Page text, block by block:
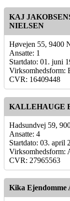
KAJ
NIELSEN
Høvejen 55, 9400
Ansatte: 1
Startdato: 01. juni
Virksomhedsform:
CVR: 16409448
KALLEHAUGE
Hadsundvej 59,
Ansatte: 4
Startdato: 03. april
Virksomhedsform:
CVR: 27965563
Kika Ejendomme